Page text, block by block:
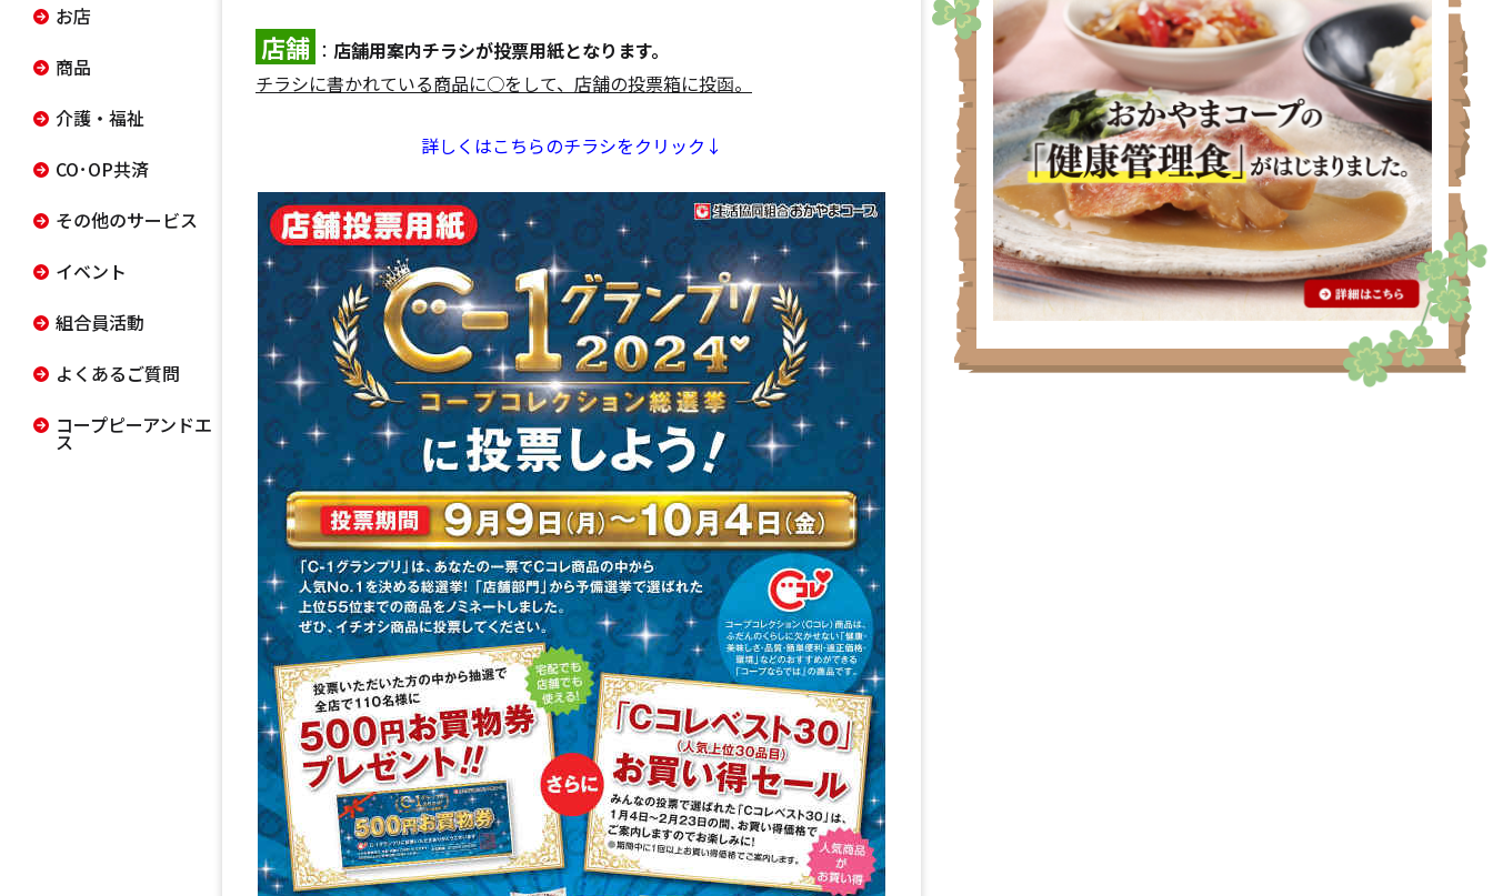
お店
商品
介護・福祉
CO･OP共済
その他のサービス
イベント
組合員活動
よくあるご質問
コープピーアンドエ
ス
店舗 ： 店舗用案内チラシが投票用紙となります。
チラシに書かれている商品に○をして、店舗の投票箱に投函。
詳しくはこちらのチラシをクリック↓